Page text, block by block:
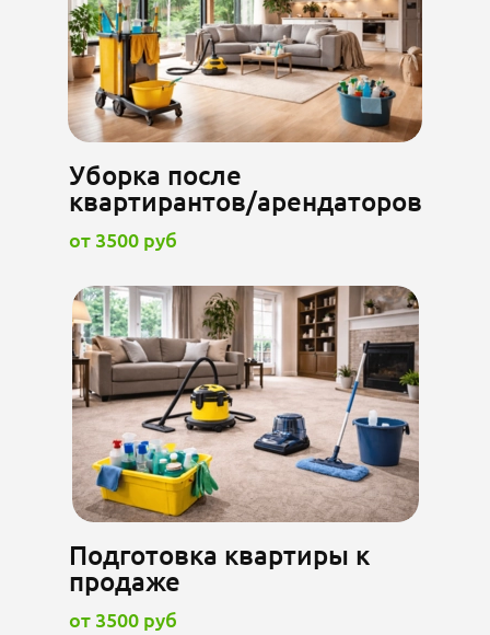
Уборка после
квартирантов/арендаторов
от 3500 руб
Подготовка квартиры к
продаже
от 3500 руб